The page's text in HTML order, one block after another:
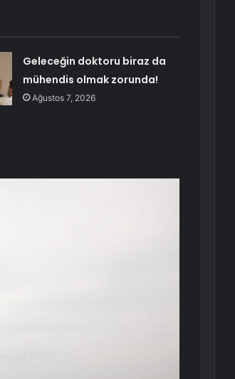
Geleceğin doktoru biraz da
mühendis olmak zorunda!
Ağustos 7, 2026